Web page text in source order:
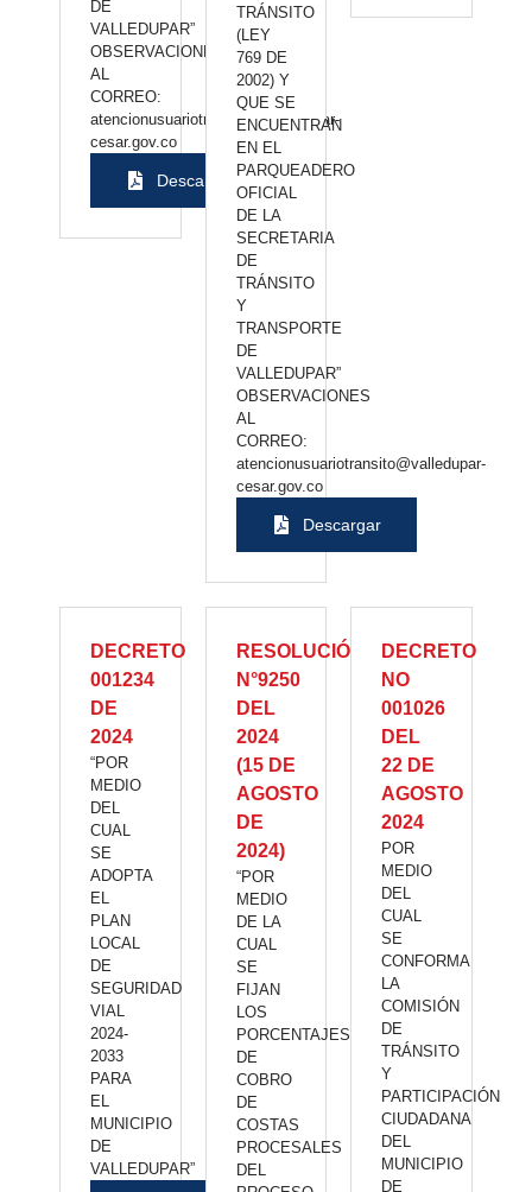
DE
VALLEDUPAR”
OBSERVACIONES
AL
CORREO:
atencionusuariotransito@valledupar-
cesar.gov.co
Descargar
TRÁNSITO
(LEY
769 DE
2002) Y
QUE SE
ENCUENTRAN
EN EL
PARQUEADERO
OFICIAL
DE LA
SECRETARIA
DE
TRÁNSITO
Y
TRANSPORTE
DE
VALLEDUPAR”
OBSERVACIONES
AL
CORREO:
atencionusuariotransito@valledupar-
cesar.gov.co
Descargar
DECRETO
001234
DE
2024
“POR
MEDIO
DEL
CUAL
SE
ADOPTA
EL
PLAN
LOCAL
DE
SEGURIDAD
VIAL
2024-
2033
PARA
EL
MUNICIPIO
DE
VALLEDUPAR”
RESOLUCIÓN
N°9250
DEL
2024
(15 DE
AGOSTO
DE
2024)
“POR
MEDIO
DE LA
CUAL
SE
FIJAN
LOS
PORCENTAJES
DE
COBRO
DE
COSTAS
PROCESALES
DEL
DECRETO
NO
001026
DEL
22 DE
AGOSTO
2024
POR
MEDIO
DEL
CUAL
SE
CONFORMA
LA
COMISIÓN
DE
TRÁNSITO
Y
PARTICIPACIÓN
CIUDADANA
DEL
MUNICIPIO
DE